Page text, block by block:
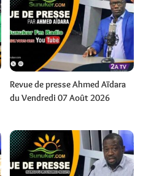
Revue de presse Ahmed Aïdara
du Vendredi 07 Août 2026